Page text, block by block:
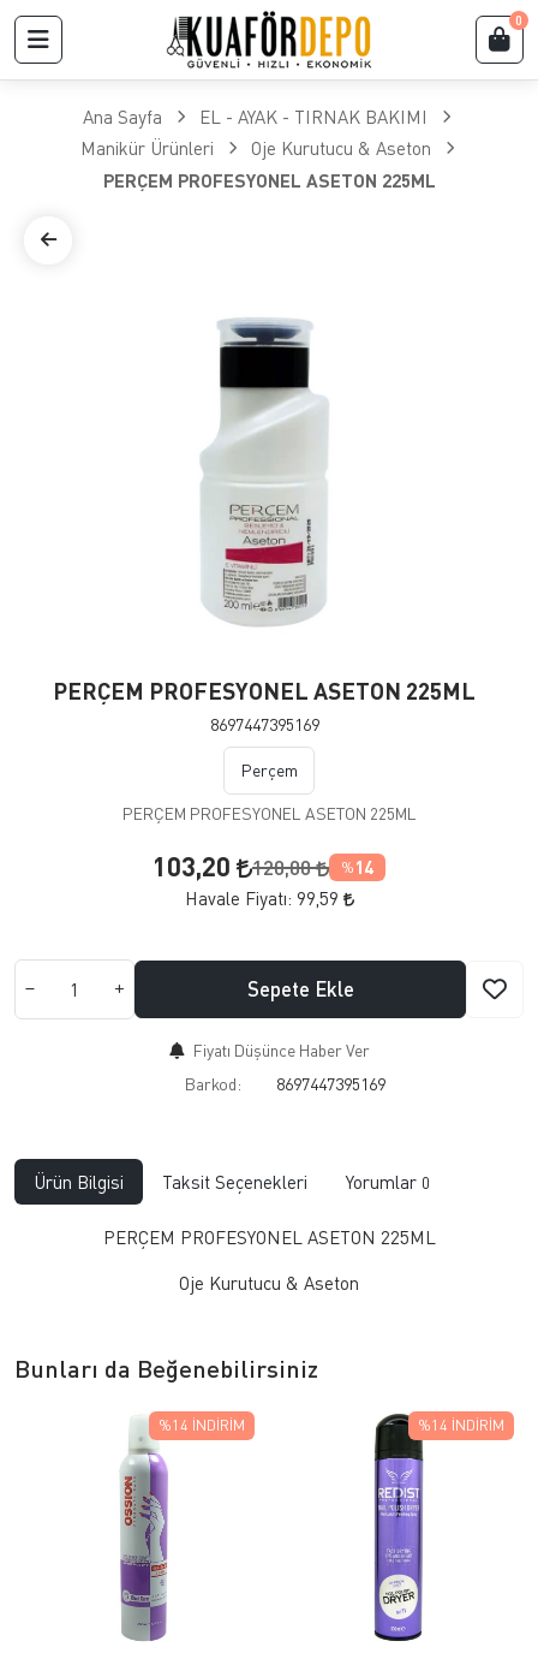
0
Ana Sayfa
EL - AYAK - TIRNAK BAKIMI
Manikür Ürünleri
Oje Kurutucu & Aseton
PERÇEM PROFESYONEL ASETON 225ML
PERÇEM PROFESYONEL ASETON 225ML
8697447395169
Perçem
PERÇEM PROFESYONEL ASETON 225ML
103,20 120,00 % 14
Havale Fiyatı: 99,59
Sepete Ekle
Fiyatı Düşünce Haber Ver
Barkod:
8697447395169
Ürün Bilgisi Taksit Seçenekleri Yorumlar 0
PERÇEM PROFESYONEL ASETON 225ML
Oje Kurutucu & Aseton
Bunları da Beğenebilirsiniz
%14 İNDIRIM %14 İNDIRIM